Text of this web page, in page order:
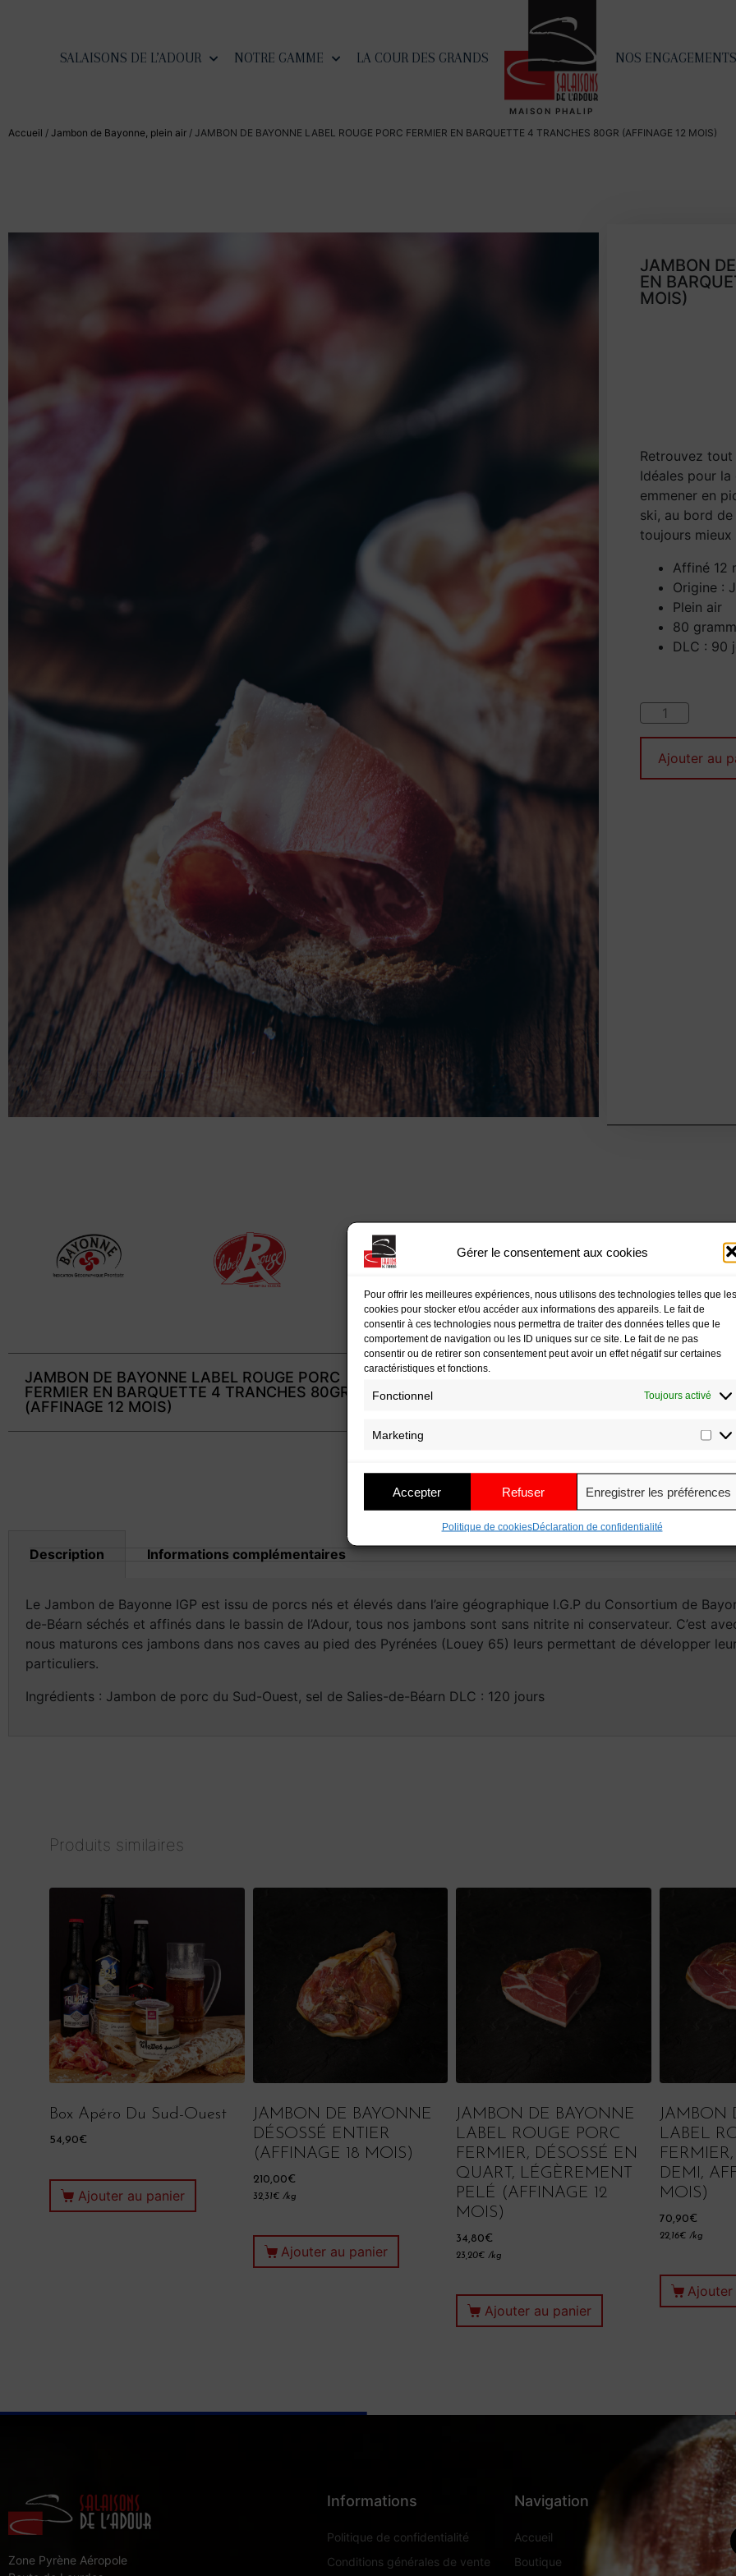
Gérer le consentement aux cookies
Pour offrir les meilleures expériences, nous utilisons des technologies telles que les
cookies pour stocker et/ou accéder aux informations des appareils. Le fait de
consentir à ces technologies nous permettra de traiter des données telles que le
comportement de navigation ou les ID uniques sur ce site. Le fait de ne pas
consentir ou de retirer son consentement peut avoir un effet négatif sur certaines
caractéristiques et fonctions.
Fonctionnel Toujours activé
Marketing
Accepter Refuser Enregistrer les préférences
Politique de cookiesDéclaration de confidentialité
SALAISONS DE L’ADOUR NOTRE GAMME LA COUR DES GRANDS
MAISON PHALIP
NOS
Accueil / Jambon de Bayonne, plein air / JAMBON DE BAYONNE LABEL ROUGE PORC FERMIER EN BARQUETTE 4 TRANCHES 80GR (AFFINAGE 12 MOIS)
JAMBON
EN
MOIS)
Retrouvez
Idéales pour
emmener en
ski, au bord
toujours
Affiné 12
Origine :
Plein air
80
DLC : 90
Ajouter au
JAMBON DE BAYONNE LABEL ROUGE PORC
FERMIER EN BARQUETTE 4 TRANCHES 80GR
(AFFINAGE 12 MOIS)
Description Informations complémentaires
Le Jambon de Bayonne IGP est issu de porcs nés et élevés dans l’aire géographique I.G.P du Consortium de
de-Béarn séchés et affinés dans le bassin de l’Adour, tous nos jambons sont sans nitrite ni conservateur. C’est
nous maturons ces jambons dans nos caves au pied des Pyrénées (Louey 65) leurs permettant de développer
particuliers.
Ingrédients : Jambon de porc du Sud-Ouest, sel de Salies-de-Béarn DLC : 120 jours
Produits similaires
Box Apéro Du Sud-Ouest
54,90€
Ajouter au panier
JAMBON DE BAYONNE
DÉSOSSÉ ENTIER
(AFFINAGE 18 MOIS)
210,00€
32,31€ /kg
Ajouter au panier
JAMBON DE BAYONNE
LABEL ROUGE PORC
FERMIER, DÉSOSSÉ EN
QUART, LÉGÈREMENT
PELÉ (AFFINAGE 12
MOIS)
34,80€
23,20€ /kg
Ajouter au panier
JAMBON
LABEL
DEMI,
MOIS)
70,90€
22,16€ /kg
Zone Pyrène Aéropole
Informations
Politique de confidentialité
Conditions générales de vente
Navigation
Accueil
Boutique